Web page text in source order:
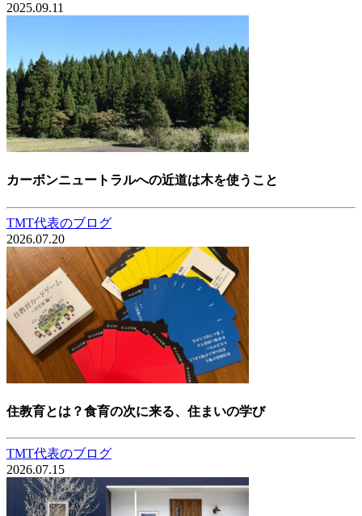
2025.09.11
カーボンニュートラルへの近道は木を使うこと
TMT代表のブログ
2026.07.20
住教育とは？食育の次に来る、住まいの学び
TMT代表のブログ
2026.07.15